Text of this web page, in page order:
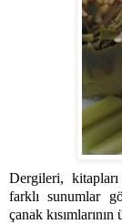
Dergileri,
farklı sunumlar
çanak